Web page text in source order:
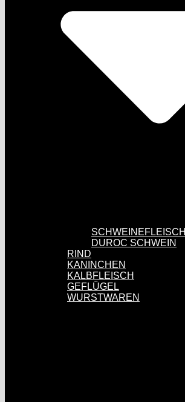
SCHWEINEFLEISCH
DUROC SCHWEIN
RIND
KANINCHEN
KALBFLEISCH
GEFLÜGEL
WURSTWAREN